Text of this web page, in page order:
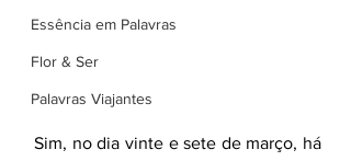
Essência em Palavras
Flor & Ser
Palavras Viajantes
Sim, no dia vinte e sete de março, há